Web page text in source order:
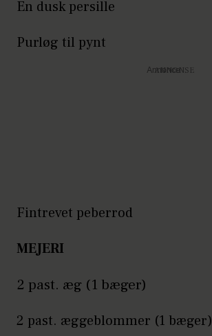
En dusk persille
Purløg til pynt
Annonce
Fintrevet peberrod
MEJERI
2 past. æg (1 bæger)
2 past. æggeblommer (1 bæger)